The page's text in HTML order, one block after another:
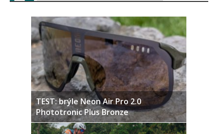
TEST: brýle Neon Air Pro 2.0
Phototronic Plus Bronze